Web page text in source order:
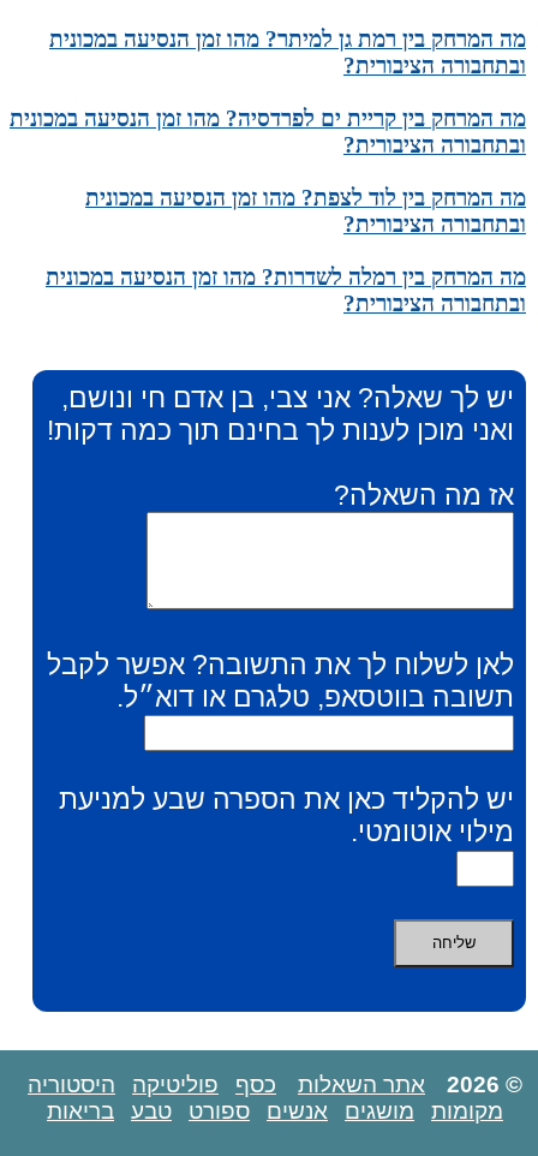
מה המרחק בין רמת גן למיתר? מהו זמן הנסיעה במכונית
ובתחבורה הציבורית?
מה המרחק בין קריית ים לפרדסיה? מהו זמן הנסיעה במכונית
ובתחבורה הציבורית?
מה המרחק בין לוד לצפת? מהו זמן הנסיעה במכונית
ובתחבורה הציבורית?
מה המרחק בין רמלה לשדרות? מהו זמן הנסיעה במכונית
ובתחבורה הציבורית?
יש לך שאלה? אני צבי, בן אדם חי ונושם,
ואני מוכן לענות לך בחינם תוך כמה דקות!
אז מה השאלה?
לאן לשלוח לך את התשובה? אפשר לקבל
תשובה בווטסאפ, טלגרם או דוא״ל.
יש להקליד כאן את הספרה שבע למניעת
מילוי אוטומטי.
© 2026 אתר השאלות כסף פוליטיקה
היסטוריה
מקומות
מושגים אנשים ספורט טבע בריאות